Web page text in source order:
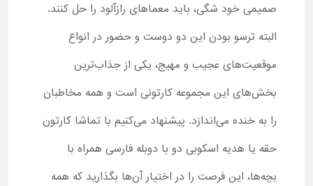
صمیمی خود شگی، باید معماهای رازآلود را حل کنند.
البته ترسو بودن این دو دوست و حضور در انواع
موقعیت‌های عجیب و مهیج، یکی از جذاب‌ترین
بخش‌های این مجموعه کارتونی است و همه مخاطبان
را به خنده می‌اندازد. پیشنهاد می‌کنیم با تماشا کارتون
حقه یا هدیه اسکوبی دو با دوبله فارسی همراه با
بچه‌ها، این فرصت را در اختیار آن‌ها بگذارید که همه